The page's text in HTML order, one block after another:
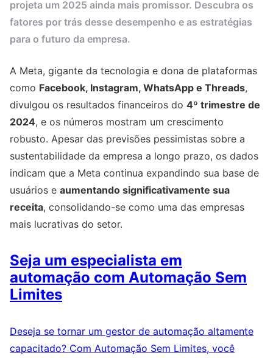
projeta um 2025 ainda mais promissor. Descubra os
fatores por trás desse desempenho e as estratégias
para o futuro da empresa.
A Meta, gigante da tecnologia e dona de plataformas
como Facebook, Instagram, WhatsApp e Threads,
divulgou os resultados financeiros do 4º trimestre de
2024, e os números mostram um crescimento
robusto. Apesar das previsões pessimistas sobre a
sustentabilidade da empresa a longo prazo, os dados
indicam que a Meta continua expandindo sua base de
usuários e aumentando significativamente sua
receita, consolidando-se como uma das empresas
mais lucrativas do setor.
Seja um especialista em
automação com Automação Sem
Limites
Deseja se tornar um gestor de automação altamente
capacitado? Com Automação Sem Limites, você